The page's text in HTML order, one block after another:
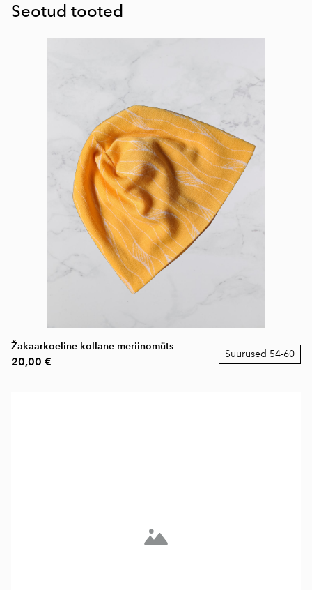
Seotud tooted
Žakaarkoeline kollane meriinomüts
20,00 €
Suurused 54-60